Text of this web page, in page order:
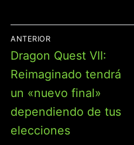
DE
ENTRADAS
ANTERIOR
Entrada
anterior:
Dragon Quest VII:
Reimaginado tendrá
un «nuevo final»
dependiendo de tus
elecciones